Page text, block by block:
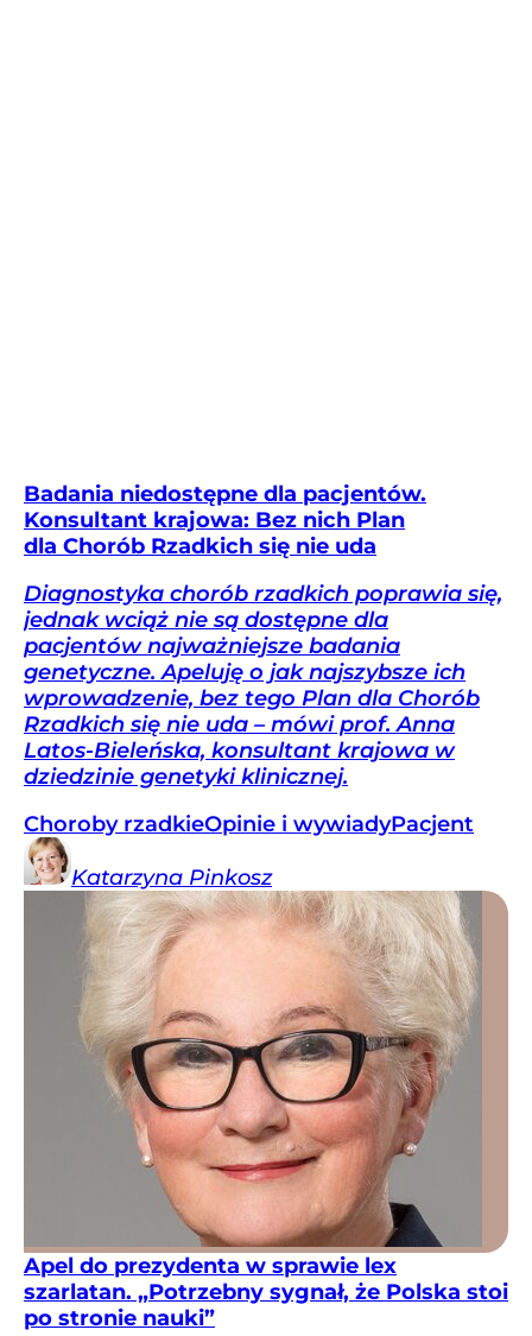
Badania niedostępne dla pacjentów.
Konsultant krajowa: Bez nich Plan
dla Chorób Rzadkich się nie uda
Diagnostyka chorób rzadkich poprawia się,
jednak wciąż nie są dostępne dla
pacjentów najważniejsze badania
genetyczne. Apeluję o jak najszybsze ich
wprowadzenie, bez tego Plan dla Chorób
Rzadkich się nie uda – mówi prof. Anna
Latos-Bieleńska, konsultant krajowa w
dziedzinie genetyki klinicznej.
Choroby rzadkieOpinie i wywiadyPacjent
Katarzyna Pinkosz
Apel do prezydenta w sprawie lex
szarlatan. „Potrzebny sygnał, że Polska stoi
po stronie nauki”